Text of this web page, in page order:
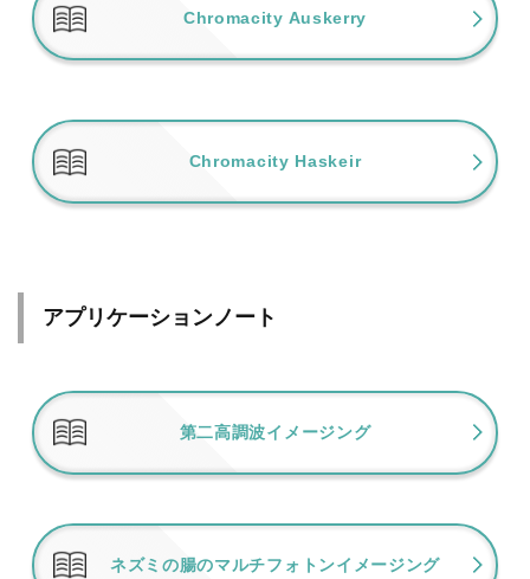
Chromacity Auskerry
Chromacity Haskeir
アプリケーションノート
第二高調波イメージング
ネズミの腸のマルチフォトンイメージング